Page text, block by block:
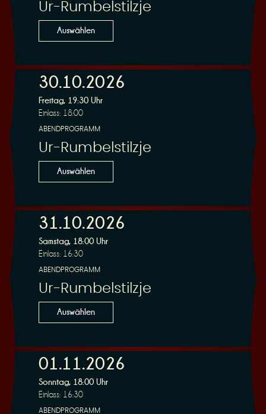
Ur-Rumbelstilzje
Auswählen
30.10.2026
Freitag, 19:30 Uhr
Einlass: 18:00
ABENDPROGRAMM
Ur-Rumbelstilzje
Auswählen
31.10.2026
Samstag, 18:00 Uhr
Einlass: 16:30
ABENDPROGRAMM
Ur-Rumbelstilzje
Auswählen
01.11.2026
Sonntag, 18:00 Uhr
Einlass: 16:30
ABENDPROGRAMM